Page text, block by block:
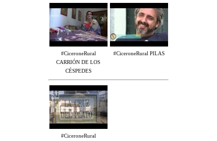
#CiceroneRural
CARRIÓN DE LOS
CÉSPEDES
#CiceroneRural PILAS
#CiceroneRural